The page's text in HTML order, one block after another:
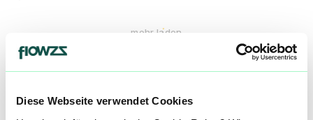
Diese Webseite verwendet Cookies
mehr laden
Community